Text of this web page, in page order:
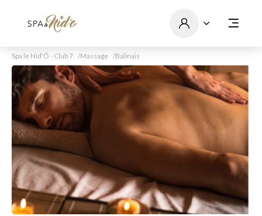
Spa le Nid'Ô - Club 7 Massage Balinais